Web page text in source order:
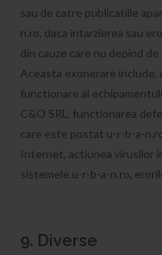
sau de catre publicatiile
n.ro, daca intarzierea sau
din cauze care nu depind
Aceasta exonerare include,
functionare al
C&O SRL, functionarea
care este postat u-r-b-a-
Internet, actiunea virusilor
sistemele u-r-b-a-n.ro,
9. Diverse